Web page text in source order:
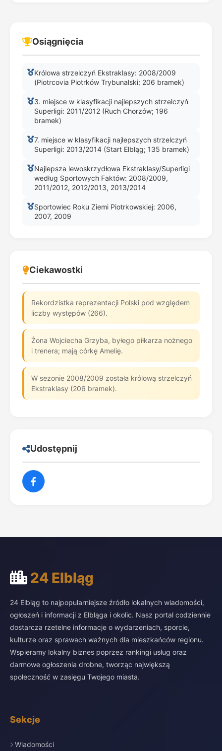
Osiągnięcia
Królowa strzelczyń Ekstraklasy: 2008/2009
(Piotrcovia Piotrków Trybunalski; 206 bramek)
3. miejsce w klasyfikacji najlepszych strzelczyń
Superligi: 2011/2012 (Ruch Chorzów; 196
bramek)
7. miejsce w klasyfikacji najlepszych strzelczyń
Superligi: 2013/2014 (Start Elbląg; 135 bramek)
Najlepsza lewoskrzydłowa Ekstraklasy/Superligi
według Sportowych Faktów: 2008/2009,
2011/2012, 2012/2013, 2013/2014
Sportowiec Roku Ziemi Piotrkowskiej: 2006,
2007, 2009
Ciekawostki
Rekordzistka reprezentacji Polski pod względem
liczby występów (266).
Żona Wojciecha Grzyba, byłego piłkarza nożnego
i trenera; mają córkę Amelię.
W sezonie 2008/2009 została królową strzelczyń
Ekstraklasy (206 bramek).
Udostępnij
24 Elbląg
24 Elbląg to najpopularniejsze źródło lokalnych wiadomości,
ogłoszeń i informacji z Elbląga i okolic. Nasz portal codziennie
dostarcza rzetelne informacje o wydarzeniach, sporcie,
kulturze oraz sprawach ważnych dla mieszkańców regionu.
Wspieramy lokalny biznes poprzez rankingi usług oraz
darmowe ogłoszenia drobne, tworząc największą
społeczność w zasięgu Twojego miasta.
Sekcje
Wiadomości